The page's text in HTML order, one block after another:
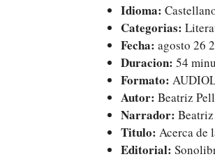
Idioma:
Categorias:
Fecha: agosto 26
Duracion: 54
Formato:
Autor: Beatriz
Narrador:
Titulo: Acerca de
Editorial: